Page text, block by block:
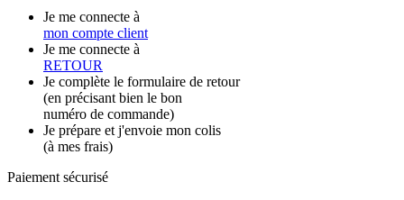
Je me connecte à
mon compte client
Je me connecte à
RETOUR
Je complète le formulaire de retour
(en précisant bien le bon
numéro de commande)
Je prépare et j'envoie mon colis
(à mes frais)
Paiement sécurisé